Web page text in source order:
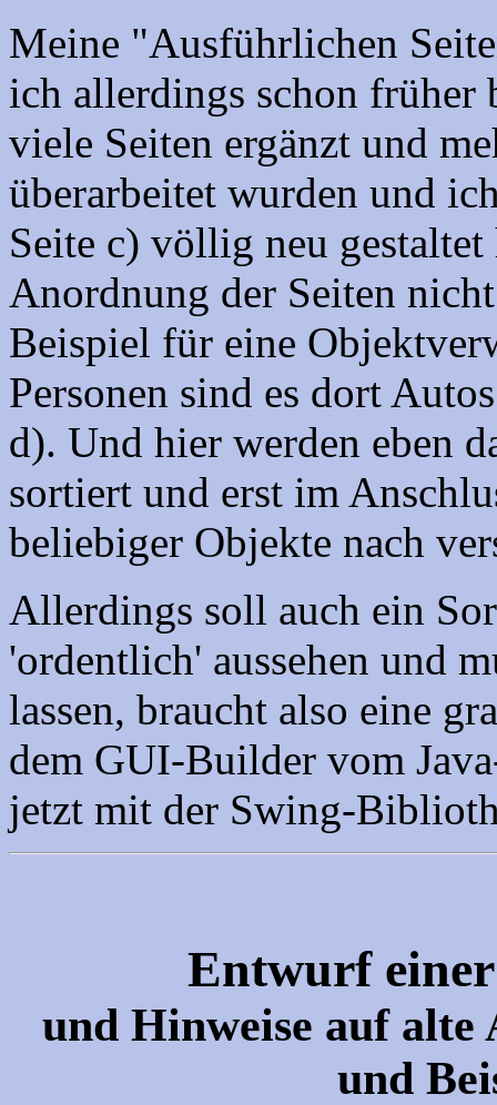
Meine "Ausführlichen
ich allerdings schon früher
viele Seiten ergänzt und
überarbeitet wurden und
Seite c) völlig neu
Anordnung der Seiten
Beispiel für eine
Personen sind es dort
d). Und hier werden eben
sortiert und erst im
beliebiger Objekte nach
Allerdings soll auch ein
'ordentlich' aussehen und
lassen, braucht also eine
dem GUI-Builder vom
jetzt mit der Swing-
Entwurf
und Hinweise auf alte
und